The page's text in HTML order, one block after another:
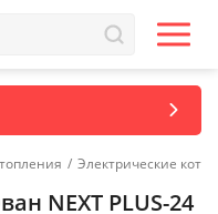
/ Электрические котлы
NEXT PLUS-24